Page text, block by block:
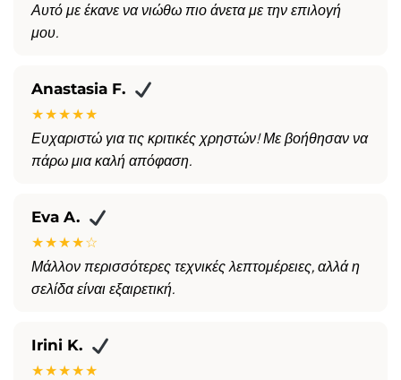
Αυτό με έκανε να νιώθω πιο άνετα με την επιλογή
μου.
Anastasia F.
★★★★★
Ευχαριστώ για τις κριτικές χρηστών! Με βοήθησαν να
πάρω μια καλή απόφαση.
Eva A.
★★★★☆
Μάλλον περισσότερες τεχνικές λεπτομέρειες, αλλά η
σελίδα είναι εξαιρετική.
Irini K.
★★★★★